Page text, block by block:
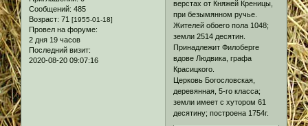
Сообщений: 485
Возраст: 71 [1955-01-18]
Провел на форуме:
2 дня 19 часов
Последний визит:
2020-08-20 09:07:16
верстах от Княжей Креницы,
при безымянном ручье.
Жителей обоего пола 1048;
земли 2514 десятин.
Принадлежит Филоберге
вдове Людвика, графа
Красицкого.
Церковь Богословская,
деревянная, 5-го класса;
земли имеет с хутором 61
десятину; построена 1754г.